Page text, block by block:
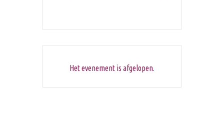
Het evenement is afgelopen.